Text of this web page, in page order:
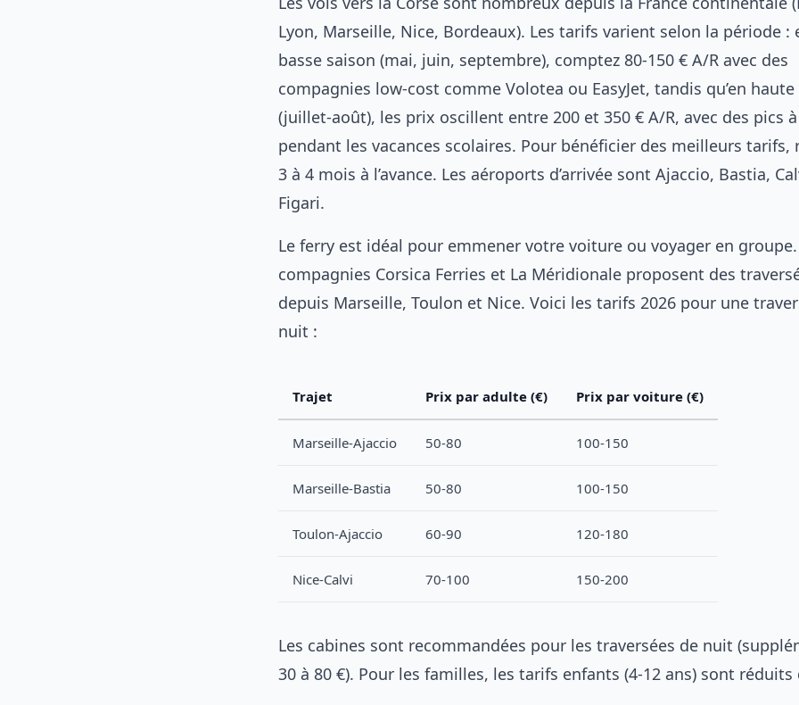
Lyon, Marseille, Nice, Bordeaux). Les tarifs varient selon la période :
basse saison (mai, juin, septembre), comptez 80-150 € A/R avec des
compagnies low-cost comme Volotea ou EasyJet, tandis qu’en
(juillet-août), les prix oscillent entre 200 et 350 € A/R, avec des pics
pendant les vacances scolaires. Pour bénéficier des meilleurs tarifs,
3 à 4 mois à l’avance. Les aéroports d’arrivée sont Ajaccio, Bastia,
Figari.
Le ferry est idéal pour emmener votre voiture ou voyager en groupe.
compagnies Corsica Ferries et La Méridionale proposent des
depuis Marseille, Toulon et Nice. Voici les tarifs 2026 pour une
nuit :
Trajet Prix par adulte (€) Prix par voiture (€)
Marseille-Ajaccio 50-80 100-150
Marseille-Bastia 50-80 100-150
Toulon-Ajaccio 60-90 120-180
Nice-Calvi 70-100 150-200
Les cabines sont recommandées pour les traversées de nuit
30 à 80 €). Pour les familles, les tarifs enfants (4-12 ans) sont réduits